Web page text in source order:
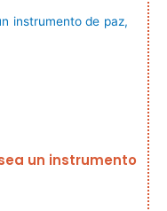
un instrumento